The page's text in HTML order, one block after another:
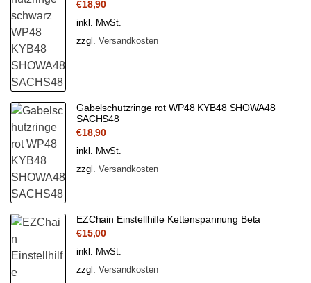
€18,90
inkl. MwSt.
zzgl. Versandkosten
Gabelschutzringe rot WP48 KYB48 SHOWA48
SACHS48
€18,90
inkl. MwSt.
zzgl. Versandkosten
EZChain Einstellhilfe Kettenspannung Beta
€15,00
inkl. MwSt.
zzgl. Versandkosten